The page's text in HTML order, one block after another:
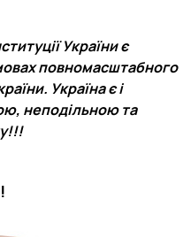
України є
повномасштабного
Україна є і
неподільною та